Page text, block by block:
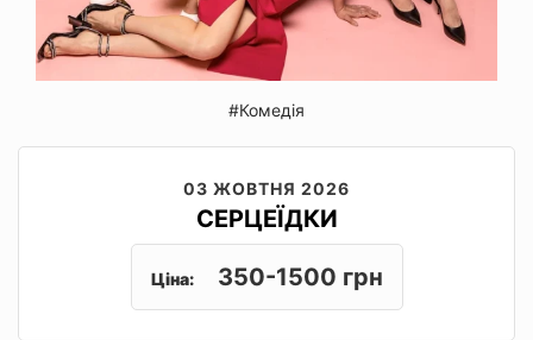
#Комедія
03 ЖОВТНЯ 2026
СЕРЦЕЇДКИ
Ціна: 350-1500 грн